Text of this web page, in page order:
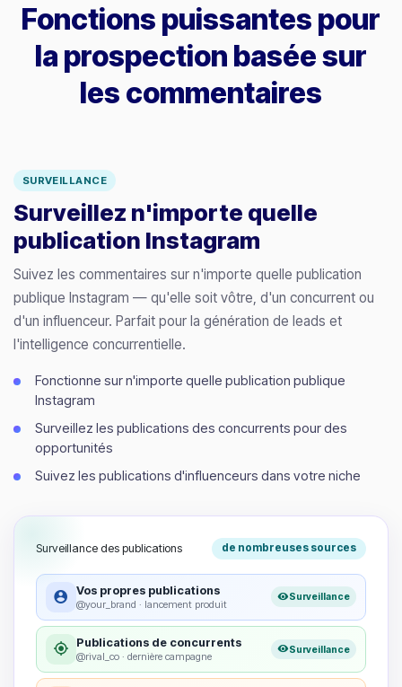
Fonctions puissantes pour
la prospection basée sur
les commentaires
SURVEILLANCE
Surveillez n'importe quelle
publication Instagram
Suivez les commentaires sur n'importe quelle publication
publique Instagram — qu'elle soit vôtre, d'un concurrent ou
d'un influenceur. Parfait pour la génération de leads et
l'intelligence concurrentielle.
Fonctionne sur n'importe quelle publication publique
Instagram
Surveillez les publications des concurrents pour des
opportunités
Suivez les publications d'influenceurs dans votre niche
Surveillance des publications de nombreuses sources
Vos propres publications
@your_brand · lancement produit
Surveillance
Publications de concurrents
@rival_co · dernière campagne
Surveillance